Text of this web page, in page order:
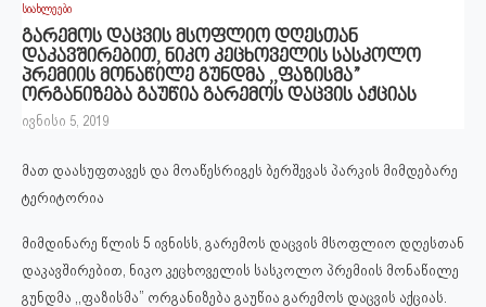
სიახლეები
გარემოს დაცვის მსოფლიო დღესთან
დაკავშირებით, ნიკო კეცხოველის სასკოლო
პრემიის მონაწილე გუნდმა ,,ფაზისმა”
ორგანიზება გაუწია გარემოს დაცვის აქციას
ივნისი 5, 2019
მათ დაასუფთავეს და მოაწესრიგეს ბერშევას პარკის მიმდებარე
ტერიტორია
მიმდინარე წლის 5 ივნისს, გარემოს დაცვის მსოფლიო დღესთან
დაკავშირებით, ნიკო კეცხოველის სასკოლო პრემიის მონაწილე
გუნდმა ,,ფაზისმა” ორგანიზება გაუწია გარემოს დაცვის აქციას.